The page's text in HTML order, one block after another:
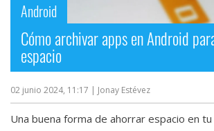
Android
Cómo archivar apps en Android
espacio
02 junio 2024, 11:17 | Jonay Estévez
Una buena forma de ahorrar espacio en